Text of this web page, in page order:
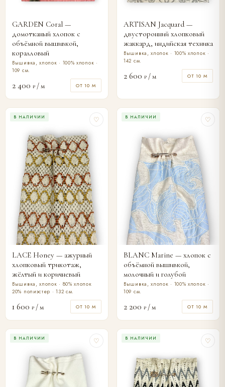
GARDEN Coral —
домотканый хлопок с
объёмной вышивкой,
коралловый
Вышивка, хлопок · 100% хлопок ·
109 см.
2 400 ₽ / м ОТ 10 М
ARTISAN Jacquard —
двусторонний хлопковый
жаккард, индийская техника
Вышивка, хлопок · 100% хлопок ·
142 см.
2 600 ₽ / м ОТ 10 М
В НАЛИЧИИ ♡
LACE Honey — ажурный
хлопковый трикотаж,
жёлтый и коричневый
Вышивка, хлопок · 80% хлопок
20% полиэстер · 132 см.
1 600 ₽ / м ОТ 10 М
В НАЛИЧИИ ♡
BLANC Marine — хлопок с
объёмной вышивкой,
молочный и голубой
Вышивка, хлопок · 100% хлопок ·
109 см.
2 200 ₽ / м ОТ 10 М
В НАЛИЧИИ ♡ В НАЛИЧИИ ♡